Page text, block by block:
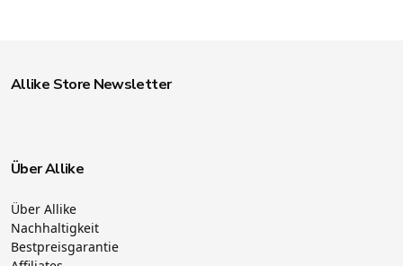
Allike Store Newsletter
Über Allike
Über Allike
Nachhaltigkeit
Bestpreisgarantie